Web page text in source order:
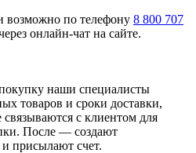
возможно по телефону 8 800 707
онлайн-чат на сайте.
наши специалисты
товаров и сроки доставки,
с клиентом для
После — создают
присылают счет.